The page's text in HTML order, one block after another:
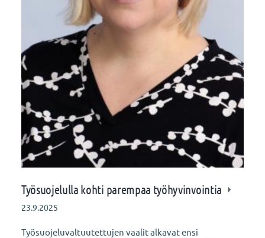
Työsuojelulla kohti parempaa työhyvinvointia
23.9.2025
Työsuojeluvaltuutettujen vaalit alkavat ensi